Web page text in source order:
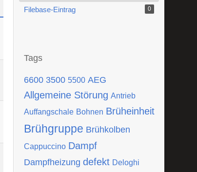
Filebase-Eintrag 0
Tags
6600 3500 5500 AEG
Allgemeine Störung Antrieb
Auffangschale Bohnen Brüheinheit
Brühgruppe Brühkolben
Cappuccino Dampf
Dampfheizung defekt Deloghi